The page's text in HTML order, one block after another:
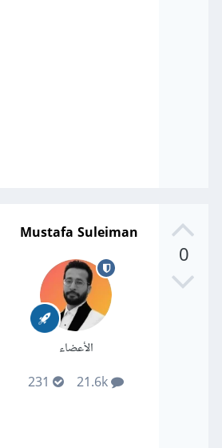
0
Mustafa Suleiman
الأعضاء